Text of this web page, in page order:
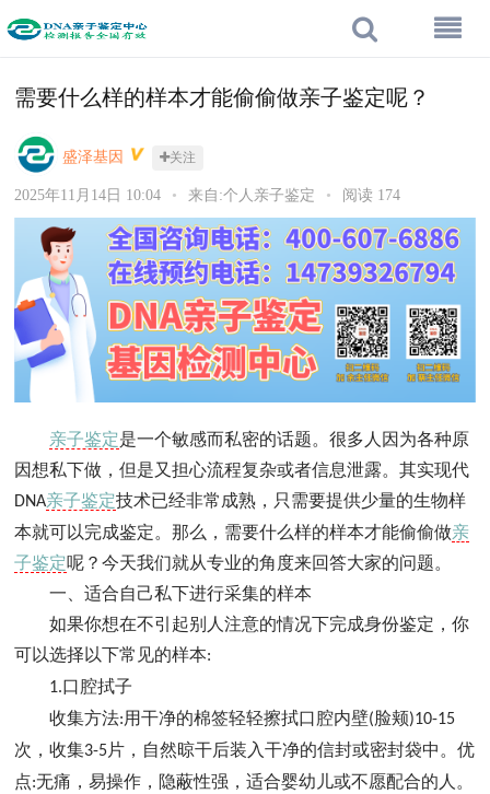
需要什么样的样本才能偷偷做亲子鉴定呢？
盛泽基因 关注
2025年11月14日 10:04 • 来自:个人亲子鉴定 • 阅读 174
亲子鉴定是一个敏感而私密的话题。很多人因为各种原
因想私下做，但是又担心流程复杂或者信息泄露。其实现代
DNA亲子鉴定技术已经非常成熟，只需要提供少量的生物样
本就可以完成鉴定。那么，需要什么样的样本才能偷偷做亲
子鉴定呢？今天我们就从专业的角度来回答大家的问题。
一、适合自己私下进行采集的样本
如果你想在不引起别人注意的情况下完成身份鉴定，你
可以选择以下常见的样本:
1.口腔拭子
收集方法:用干净的棉签轻轻擦拭口腔内壁( 脸颊)10-15
次，收集3-5片，自然晾干后装入干净的信封或密封袋中。优
点:无痛，易操作，隐蔽性强，适合婴幼儿或不愿配合的人。